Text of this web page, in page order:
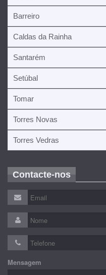
Barreiro
Caldas da Rainha
Santarém
Setúbal
Tomar
Torres Novas
Torres Vedras
Contacte-nos
Mensagem